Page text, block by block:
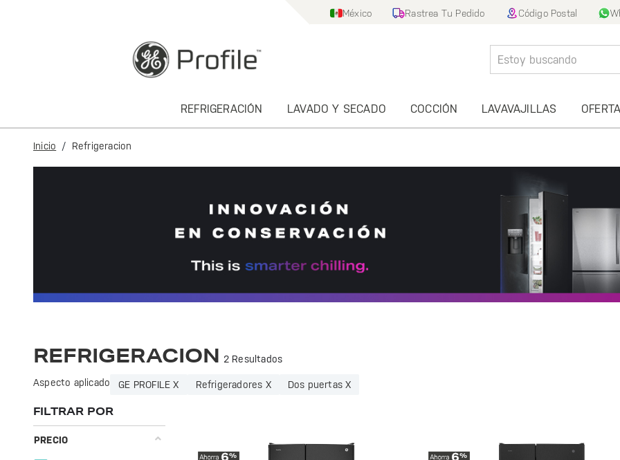
México Rastrea Tu Pedido Código Postal
REFRIGERACIÓN LAVADO Y SECADO COCCIÓN LAVAVAJILLAS
Inicio Refrigeracion
REFRIGERACION 2 Resultados
Aspecto aplicado GE PROFILE X Refrigeradores X Dos puertas X
FILTRAR POR
PRECIO